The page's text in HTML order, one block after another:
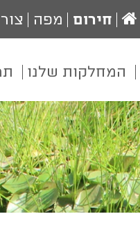
עמוד
הבית
חירום מפה
המחלקות שלנו